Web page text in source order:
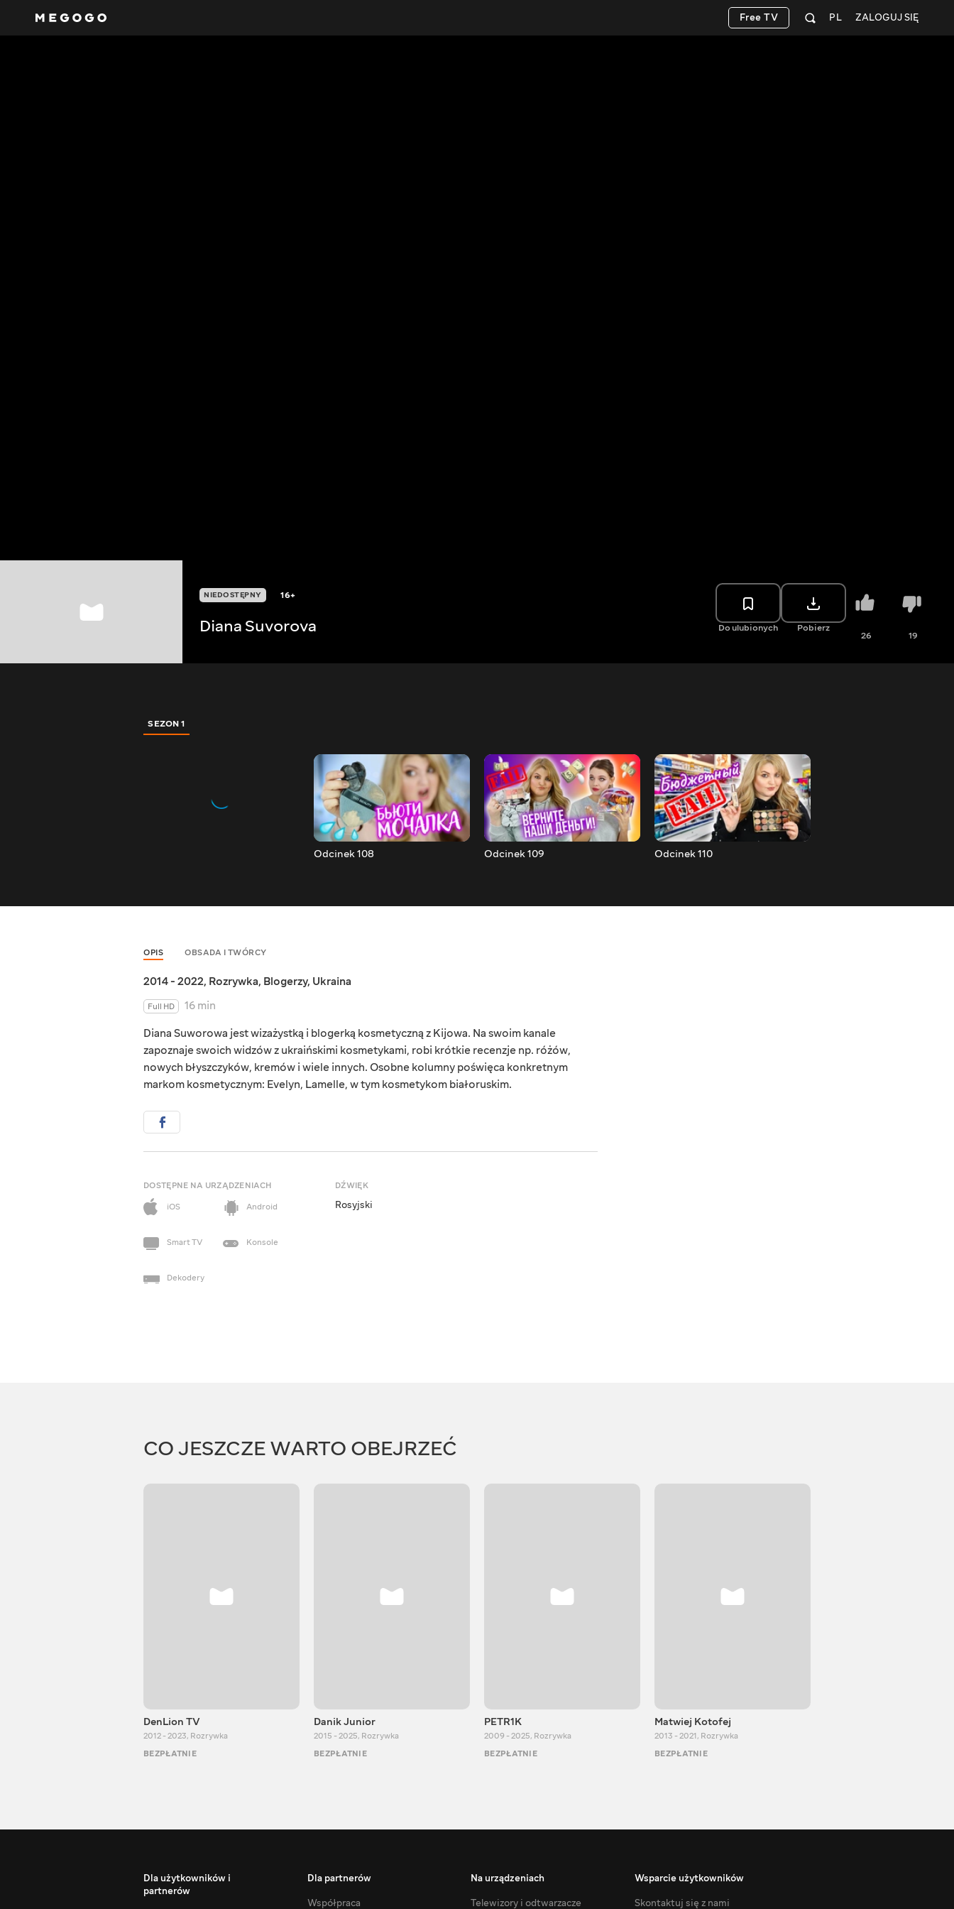
ZALOGUJ SIĘ
PL
Free TV
NIEDOSTĘPNY 16+
Diana Suvorova Do ulubionych Pobierz
26 19
SEZON 1
Odcinek 108 Odcinek 109 Odcinek 110
OPIS OBSADA I TWÓRCY
2014 - 2022, Rozrywka, Blogerzy, Ukraina
Full HD
16 min
Diana Suworowa jest wizażystką i blogerką kosmetyczną z Kijowa. Na swoim kanale
zapoznaje swoich widzów z ukraińskimi kosmetykami, robi krótkie recenzje np. różów,
nowych błyszczyków, kremów i wiele innych. Osobne kolumny poświęca konkretnym
markom kosmetycznym: Evelyn, Lamelle, w tym kosmetykom białoruskim.
DOSTĘPNE NA URZĄDZENIACH
iOS
Android
Smart TV Konsole
Dekodery
DŹWIĘK
Rosyjski
CO JESZCZE WARTO OBEJRZEĆ
DenLion TV
2012 - 2023, Rozrywka
BEZPŁATNIE
Danik Junior
2015 - 2025, Rozrywka
BEZPŁATNIE
PETR1K
2009 - 2025, Rozrywka
BEZPŁATNIE
Matwiej Kotofej
2013 - 2021, Rozrywka
BEZPŁATNIE
Dla użytkowników i
partnerów
Dla partnerów
Współpraca
Na urządzeniach
Telewizory i odtwarzacze
Wsparcie użytkowników
Skontaktuj się z nami